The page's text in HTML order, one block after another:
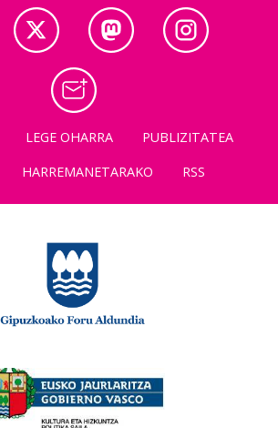
LEGE OHARRA
PUBLIZITATEA
HARREMANETARAKO RSS